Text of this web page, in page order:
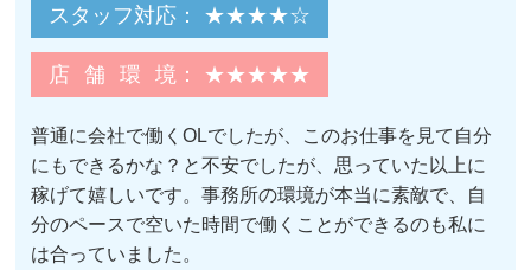
スタッフ対応 ： ★★★★☆
店舗環境 ： ★★★★★
普通に会社で働くOLでしたが、このお仕事を見て自分
にもできるかな？と不安でしたが、思っていた以上に
稼げて嬉しいです。事務所の環境が本当に素敵で、自
分のペースで空いた時間で働くことができるのも私に
は合っていました。